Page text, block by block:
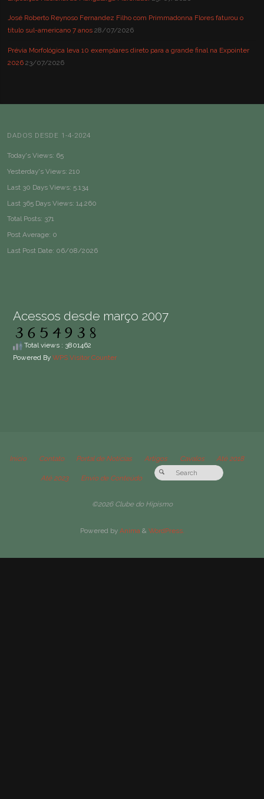
José Roberto Reynoso Fernandez Filho com Primmadonna Flores faturou o
título sul-americano 7 anos 28/07/2026
Prévia Morfológica leva 10 exemplares direto para a grande final na Expointer
2026 23/07/2026
DADOS DESDE 1-4-2024
Today's Views: 65
Yesterday's Views: 210
Last 30 Days Views: 5.134
Last 365 Days Views: 14.260
Total Posts: 371
Post Average: 0
Last Post Date: 06/08/2026
Acessos desde março 2007
Total views : 3801462
Powered By WPS Visitor Counter
Início Contato Portal de Notícias Artigos Cavalos Até 2018
Até 2023 Envio de Conteúdo
©2026 Clube do Hipismo
Powered byAnima & WordPress.